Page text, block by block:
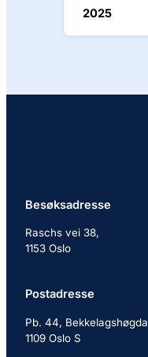
2025
Besøksadresse
Raschs vei 38,
1153 Oslo
Postadresse
Pb. 44, Bekkelagshøgda
1109 Oslo S